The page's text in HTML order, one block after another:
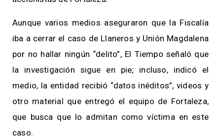
Aunque varios medios aseguraron que la Fiscalía
iba a cerrar el caso de Llaneros y Unión Magdalena
por no hallar ningún “delito”, El Tiempo señaló que
la investigación sigue en pie; incluso, indicó el
medio, la entidad recibió “datos inéditos”, videos y
otro material que entregó el equipo de Fortaleza,
que busca que lo admitan como víctima en este
caso.